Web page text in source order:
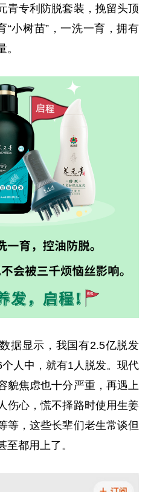
青专利防脱套装，挽留头顶
“小树苗”，一洗一育，拥有
据显示，我国有2.5亿脱发
人中，就有1人脱发。现代
貌焦虑也十分严重，再遇上
伤心，慌不择路时使用生姜
等，这些长辈们老生常谈但
至都用上了。